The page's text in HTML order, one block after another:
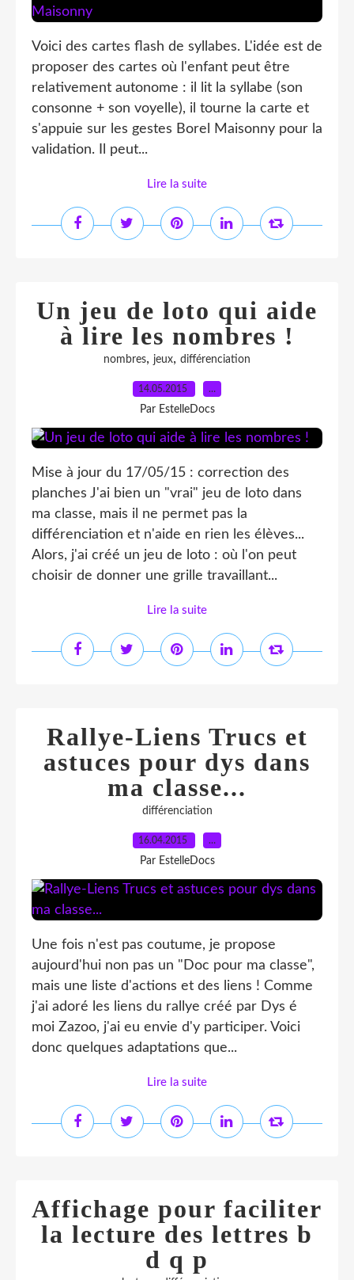
Voici des cartes flash de syllabes. L'idée est de
proposer des cartes où l'enfant peut être
relativement autonome : il lit la syllabe (son
consonne + son voyelle), il tourne la carte et
s'appuie sur les gestes Borel Maisonny pour la
validation. Il peut...
Lire la suite
Un jeu de loto qui aide
à lire les nombres !
nombres, jeux, différenciation
14.05.2015 …
Par EstelleDocs
Mise à jour du 17/05/15 : correction des
planches J'ai bien un "vrai" jeu de loto dans
ma classe, mais il ne permet pas la
différenciation et n'aide en rien les élèves...
Alors, j'ai créé un jeu de loto : où l'on peut
choisir de donner une grille travaillant...
Lire la suite
Rallye-Liens Trucs et
astuces pour dys dans
ma classe...
différenciation
16.04.2015 …
Par EstelleDocs
Une fois n'est pas coutume, je propose
aujourd'hui non pas un "Doc pour ma classe",
mais une liste d'actions et des liens ! Comme
j'ai adoré les liens du rallye créé par Dys é
moi Zazoo, j'ai eu envie d'y participer. Voici
donc quelques adaptations que...
Lire la suite
Affichage pour faciliter
la lecture des lettres b
d q p